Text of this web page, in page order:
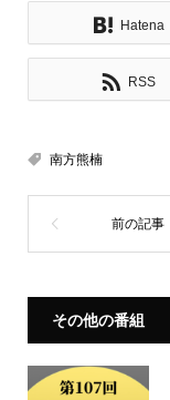
Hatena
RSS
南方熊楠
その他の番組